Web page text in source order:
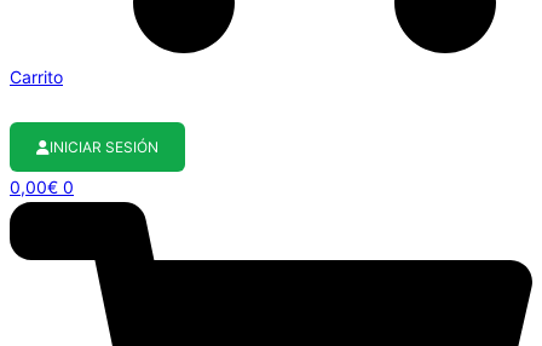
Carrito
INICIAR SESIÓN
0,00€ 0